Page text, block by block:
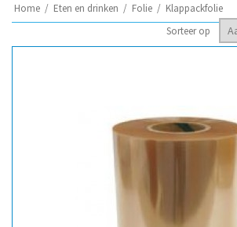
Home / Eten en drinken / Folie / Klappackfolie
Sorteer op